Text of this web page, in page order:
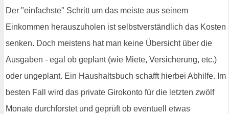
Der "einfachste" Schritt um das meiste aus seinem
Einkommen herauszuholen ist selbstverständlich das Kosten
senken. Doch meistens hat man keine Übersicht über die
Ausgaben - egal ob geplant (wie Miete, Versicherung, etc.)
oder ungeplant. Ein Haushaltsbuch schafft hierbei Abhilfe. Im
besten Fall wird das private Girokonto für die letzten zwölf
Monate durchforstet und geprüft ob eventuell etwas